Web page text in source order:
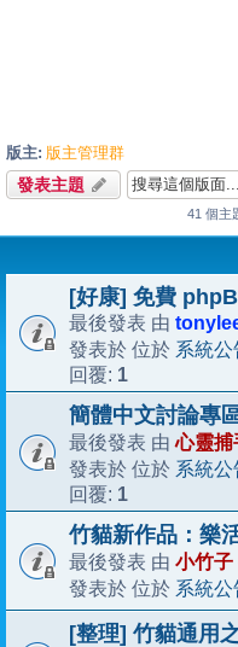
版主: 版主管理群
發表主題
41 個主
[好康] 免費
最後發表 由
發表於 位於 系統公
回覆: 1
簡體中文討論專
最後發表 由心靈捕
發表於 位於 系統公
回覆: 1
竹貓新作品：樂
最後發表 由 小竹子
發表於 位於 系統公
[整理] 竹貓通用